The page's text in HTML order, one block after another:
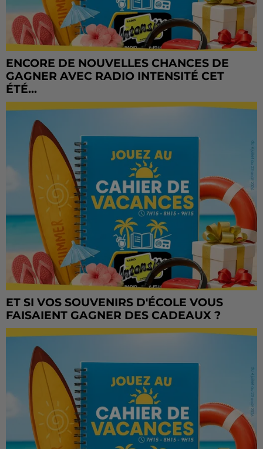
ENCORE DE NOUVELLES CHANCES DE
GAGNER AVEC RADIO INTENSITÉ CET
ÉTÉ...
ET SI VOS SOUVENIRS D'ÉCOLE VOUS
FAISAIENT GAGNER DES CADEAUX ?